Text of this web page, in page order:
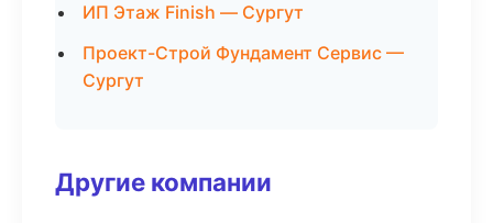
ИП Этаж Finish — Сургут
Проект-Строй Фундамент Сервис —
Сургут
Другие компании